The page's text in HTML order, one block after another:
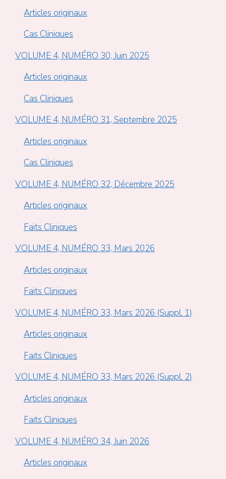
Articles originaux
Cas Cliniques
VOLUME 4, NUMÉRO 30, Juin 2025
Articles originaux
Cas Cliniques
VOLUME 4, NUMÉRO 31, Septembre 2025
Articles originaux
Cas Cliniques
VOLUME 4, NUMÉRO 32, Décembre 2025
Articles originaux
Faits Cliniques
VOLUME 4, NUMÉRO 33, Mars 2026
Articles originaux
Faits Cliniques
VOLUME 4, NUMÉRO 33, Mars 2026 (Suppl. 1)
Articles originaux
Faits Cliniques
VOLUME 4, NUMÉRO 33, Mars 2026 (Suppl. 2)
Articles originaux
Faits Cliniques
VOLUME 4, NUMÉRO 34, Juin 2026
Articles originaux